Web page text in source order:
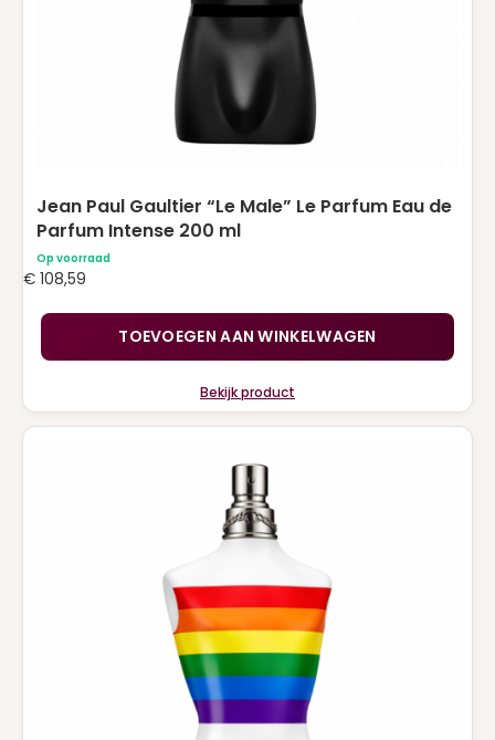
Jean Paul Gaultier “Le Male” Le Parfum Eau de
Parfum Intense 200 ml
Op voorraad
€ 108,59
TOEVOEGEN AAN WINKELWAGEN
Bekijk product